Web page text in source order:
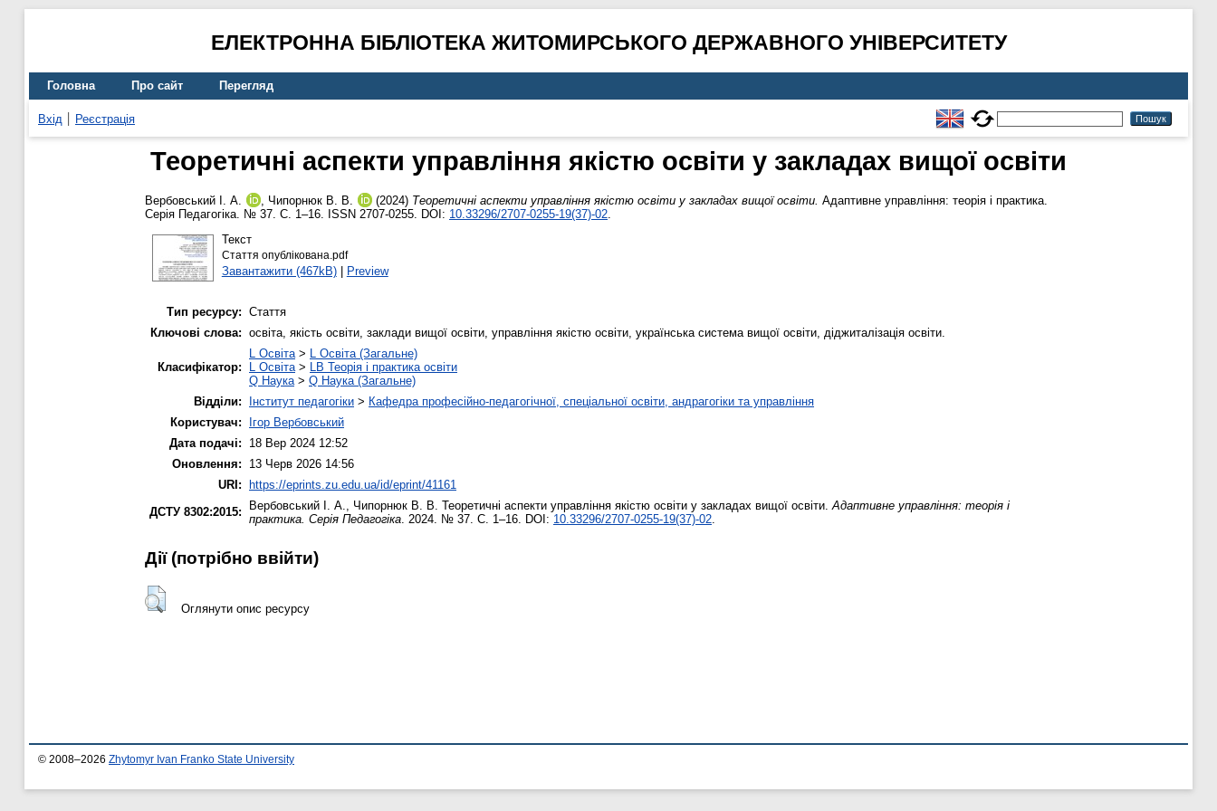
ЕЛЕКТРОННА БІБЛІОТЕКА ЖИТОМИРСЬКОГО ДЕРЖАВНОГО УНІВЕРСИТЕТУ
Головна Про сайт Перегляд
Вхід Реєстрація
Теоретичні аспекти управління якістю освіти у закладах вищої освіти
Вербовський І. А. , Чипорнюк В. В. (2024) Теоретичні аспекти управління якістю освіти у закладах вищої освіти. Адаптивне управління: теорія і практика.
Серія Педагогіка. № 37. С. 1–16. ISSN 2707-0255. DOI: 10.33296/2707-0255-19(37)-02.
Текст
Стаття опублікована.pdf
Завантажити (467kB)| Preview
Тип ресурсу: Стаття
Ключові слова: освіта, якість освіти, заклади вищої освіти, управління якістю освіти, українська система вищої освіти, діджиталізація освіти.
Класифікатор:
L Освіта> L Освіта (Загальне)
L Освіта> LB Теорія і практика освіти
Q Наука> Q Наука (Загальне)
Відділи:
Інститут педагогіки > Кафедра професійно-педагогічної, спеціальної освіти, андрагогіки та управління
Користувач:
Ігор Вербовський
Дата подачі:
18 Вер 2024 12:52
Оновлення:
13 Черв 2026 14:56
URI:
https://eprints.zu.edu.ua/id/eprint/41161
ДСТУ 8302:2015:
Вербовський І. А., Чипорнюк В. В. Теоретичні аспекти управління якістю освіти у закладах вищої освіти.Адаптивне управління: теорія і
практика. Серія Педагогіка. 2024. № 37. С. 1–16. DOI: 10.33296/2707-0255-19(37)-02.
Дії ​​(потрібно ввійти)
Оглянути опис ресурсу
© 2008–2026 Zhytomyr Ivan Franko State University